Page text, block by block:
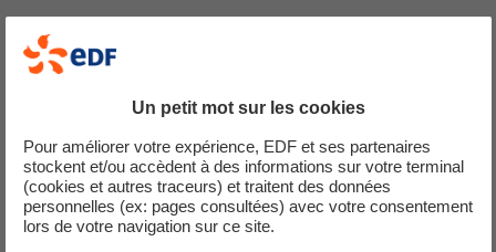
Le livret explicatif du cahier des charges
modificatif du 30/08/22
Téléchargez le document explicitant les modalités et
particularités de l’avis modificatif publié par la CRE le 30
août 2022 pour les installations en FSF19 CR.
PDF - 586,35 Ko
Un petit mot sur les cookies
Pour améliorer votre expérience, EDF et ses partenaires
stockent et/ou accèdent à des informations sur votre terminal
(cookies et autres traceurs) et traitent des données
personnelles (ex: pages consultées) avec votre consentement
lors de votre navigation sur ce site.